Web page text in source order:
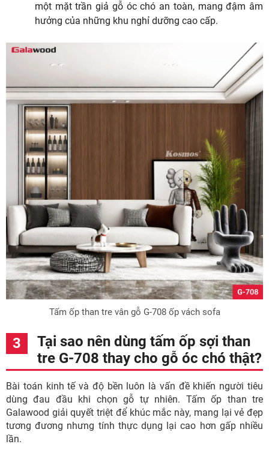
một mặt trần giả gỗ óc chó an toàn, mang đậm âm
hưởng của những khu nghỉ dưỡng cao cấp.
Tấm ốp than tre vân gỗ G-708 ốp vách sofa
Tại sao nên dùng tấm ốp sợi than
tre G-708 thay cho gỗ óc chó thật?
Bài toán kinh tế và độ bền luôn là vấn đề khiến người tiêu
dùng đau đầu khi chọn gỗ tự nhiên. Tấm ốp than tre
Galawood giải quyết triệt để khúc mắc này, mang lại vẻ đẹp
tương đương nhưng tính thực dụng lại cao hơn gấp nhiều
lần.